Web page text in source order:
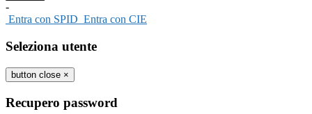
-
Entra con SPID Entra con CIE
Seleziona utente
button close ×
Recupero password